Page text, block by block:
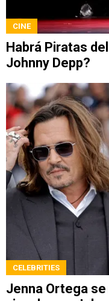
CINE
Habrá Piratas
Johnny Depp?
CELEBRITIES
Jenna Ortega